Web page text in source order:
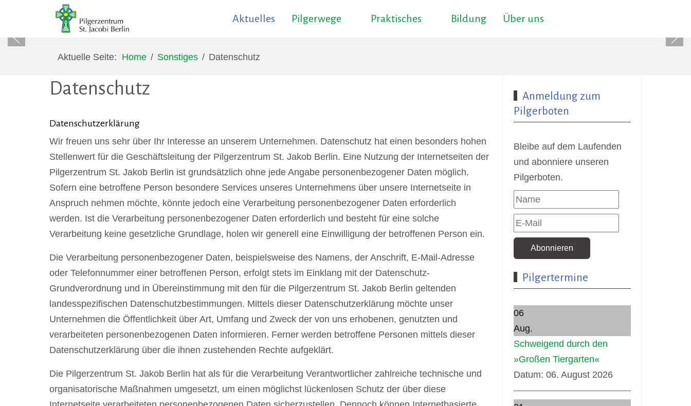
Aktuelles Pilgerwege Praktisches Bildung Über uns
Aktuelle Seite: Home Sonstiges Datenschutz
Datenschutz
Datenschutzerklärung
Wir freuen uns sehr über Ihr Interesse an unserem Unternehmen. Datenschutz hat einen besonders hohen
Stellenwert für die Geschäftsleitung der Pilgerzentrum St. Jakob Berlin. Eine Nutzung der Internetseiten der
Pilgerzentrum St. Jakob Berlin ist grundsätzlich ohne jede Angabe personenbezogener Daten möglich.
Sofern eine betroffene Person besondere Services unseres Unternehmens über unsere Internetseite in
Anspruch nehmen möchte, könnte jedoch eine Verarbeitung personenbezogener Daten erforderlich
werden. Ist die Verarbeitung personenbezogener Daten erforderlich und besteht für eine solche
Verarbeitung keine gesetzliche Grundlage, holen wir generell eine Einwilligung der betroffenen Person ein.
Die Verarbeitung personenbezogener Daten, beispielsweise des Namens, der Anschrift, E-Mail-Adresse
oder Telefonnummer einer betroffenen Person, erfolgt stets im Einklang mit der Datenschutz-
Grundverordnung und in Übereinstimmung mit den für die Pilgerzentrum St. Jakob Berlin geltenden
landesspezifischen Datenschutzbestimmungen. Mittels dieser Datenschutzerklärung möchte unser
Unternehmen die Öffentlichkeit über Art, Umfang und Zweck der von uns erhobenen, genutzten und
verarbeiteten personenbezogenen Daten informieren. Ferner werden betroffene Personen mittels dieser
Datenschutzerklärung über die ihnen zustehenden Rechte aufgeklärt.
Die Pilgerzentrum St. Jakob Berlin hat als für die Verarbeitung Verantwortlicher zahlreiche technische und
organisatorische Maßnahmen umgesetzt, um einen möglichst lückenlosen Schutz der über diese
Anmeldung zum
Pilgerboten
Bleibe auf dem Laufenden
und abonniere unseren
Pilgerboten.
Abonnieren
Pilgertermine
06
Aug.
Schweigend durch den
»Großen Tiergarten«
Datum: 06. August 2026